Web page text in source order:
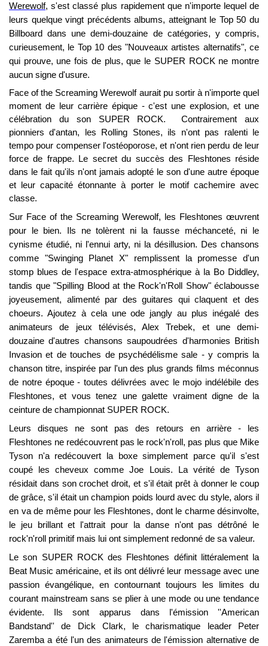
Werewolf, s'est classé plus rapidement que n'importe lequel de
leurs quelque vingt précédents albums, atteignant le Top 50 du
Billboard dans une demi-douzaine de catégories, y compris,
curieusement, le Top 10 des "Nouveaux artistes alternatifs", ce
qui prouve, une fois de plus, que le SUPER ROCK ne montre
aucun signe d'usure.
Face of the Screaming Werewolf aurait pu sortir à n'importe quel
moment de leur carrière épique - c'est une explosion, et une
célébration du son SUPER ROCK. Contrairement aux
pionniers d'antan, les Rolling Stones, ils n'ont pas ralenti le
tempo pour compenser l'ostéoporose, et n'ont rien perdu de leur
force de frappe. Le secret du succès des Fleshtones réside
dans le fait qu'ils n'ont jamais adopté le son d'une autre époque
et leur capacité étonnante à porter le motif cachemire avec
classe.
Sur Face of the Screaming Werewolf, les Fleshtones œuvrent
pour le bien. Ils ne tolèrent ni la fausse méchanceté, ni le
cynisme étudié, ni l'ennui arty, ni la désillusion. Des chansons
comme "Swinging Planet X" remplissent la promesse d'un
stomp blues de l'espace extra-atmosphérique à la Bo Diddley,
tandis que "Spilling Blood at the Rock'n'Roll Show" éclabousse
joyeusement, alimenté par des guitares qui claquent et des
choeurs. Ajoutez à cela une ode jangly au plus inégalé des
animateurs de jeux télévisés, Alex Trebek, et une demi-
douzaine d'autres chansons saupoudrées d'harmonies British
Invasion et de touches de psychédélisme sale - y compris la
chanson titre, inspirée par l'un des plus grands films méconnus
de notre époque - toutes délivrées avec le mojo indélébile des
Fleshtones, et vous tenez une galette vraiment digne de la
ceinture de championnat SUPER ROCK.
Leurs disques ne sont pas des retours en arrière - les
Fleshtones ne redécouvrent pas le rock'n'roll, pas plus que Mike
Tyson n'a redécouvert la boxe simplement parce qu'il s'est
coupé les cheveux comme Joe Louis. La vérité de Tyson
résidait dans son crochet droit, et s'il était prêt à donner le coup
de grâce, s'il était un champion poids lourd avec du style, alors il
en va de même pour les Fleshtones, dont le charme désinvolte,
le jeu brillant et l'attrait pour la danse n'ont pas détrôné le
rock'n'roll primitif mais lui ont simplement redonné de sa valeur.
Le son SUPER ROCK des Fleshtones définit littéralement la
Beat Music américaine, et ils ont délivré leur message avec une
passion évangélique, en contournant toujours les limites du
courant mainstream sans se plier à une mode ou une tendance
évidente. Ils sont apparus dans l'émission ''American
Bandstand'' de Dick Clark, le charismatique leader Peter
Zaremba a été l'un des animateurs de l'émission alternative de